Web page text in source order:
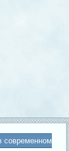
современном